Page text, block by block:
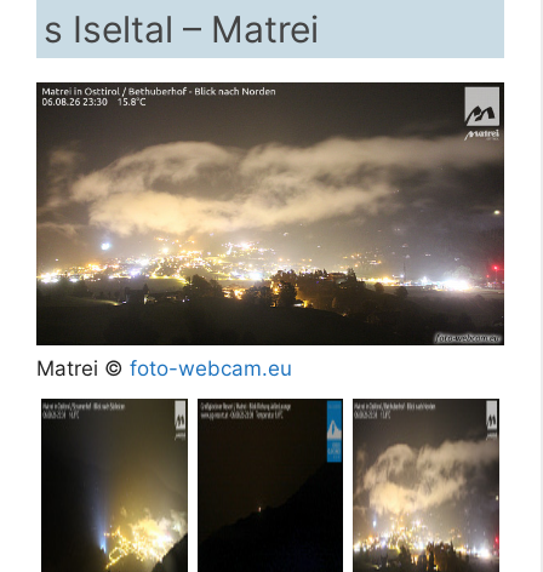
s Iseltal – Matrei
Matrei © foto-webcam.eu